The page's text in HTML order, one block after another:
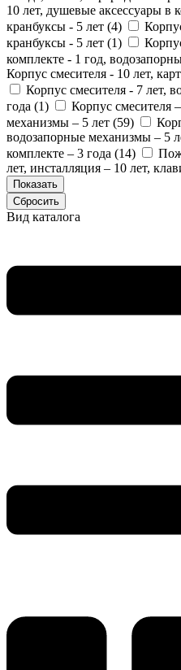
10 лет, душевые аксессуары в
кранбуксы - 5 лет (4)
кранбуксы - 5 лет (1)
комплекте - 1 год,
Корпус смесителя - 10 лет,
Корпус смесителя - 7 лет,
года (1)
Корпус смесителя
механизмы – 5 лет (59)
водозапорные механизмы – 5
комплекте – 3 года (14)
лет, инсталляция – 10 лет,
Вид каталога